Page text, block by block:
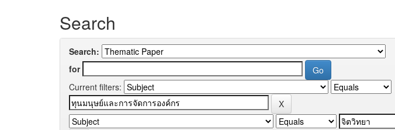
Search
Search:
for
Current filters: